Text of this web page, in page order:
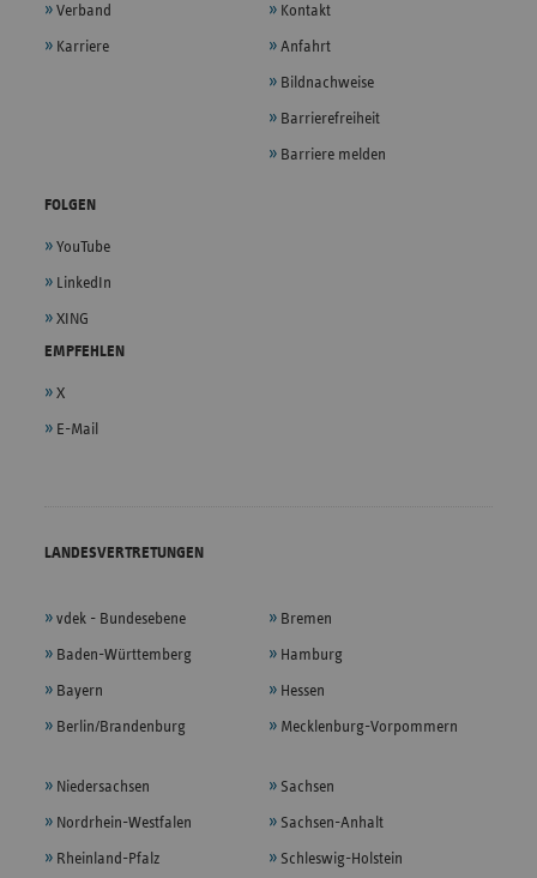
Verband
Karriere
Kontakt
Anfahrt
Bildnachweise
Barrierefreiheit
Barriere melden
FOLGEN
YouTube
LinkedIn
XING
EMPFEHLEN
X
E-Mail
LANDESVERTRETUNGEN
vdek - Bundesebene
Baden-Württemberg
Bayern
Berlin/Brandenburg
Bremen
Hamburg
Hessen
Mecklenburg-Vorpommern
Niedersachsen
Nordrhein-Westfalen
Rheinland-Pfalz
Sachsen
Sachsen-Anhalt
Schleswig-Holstein